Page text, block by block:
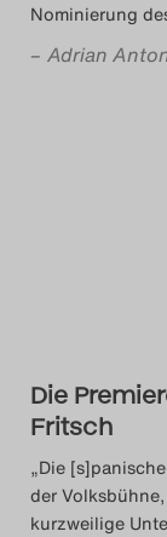
Nominierung
– Adrian
Die
Fritsch
„Die
der
kurzweilige